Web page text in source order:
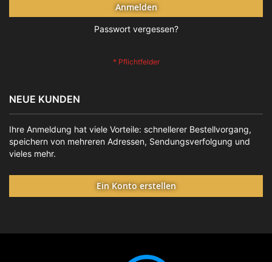
Anmelden
Passwort vergessen?
NEUE KUNDEN
Ihre Anmeldung hat viele Vorteile: schnellerer Bestellvorgang,
speichern von mehreren Adressen, Sendungsverfolgung und
vieles mehr.
Ein Konto erstellen